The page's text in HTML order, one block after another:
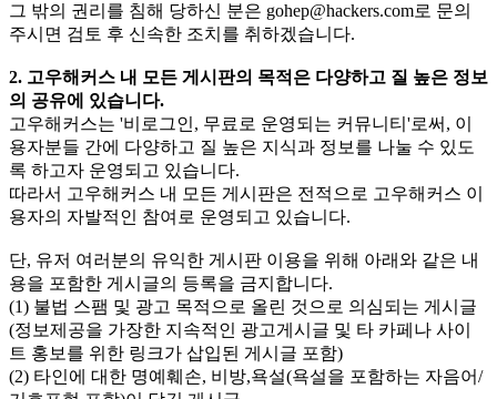
그 밖의 권리를 침해 당하신 분은 gohep@hackers.com로 문의
주시면 검토 후 신속한 조치를 취하겠습니다.
2. 고우해커스 내 모든 게시판의 목적은 다양하고 질 높은 정보
의 공유에 있습니다.
고우해커스는 '비로그인, 무료로 운영되는 커뮤니티'로써, 이
용자분들 간에 다양하고 질 높은 지식과 정보를 나눌 수 있도
록 하고자 운영되고 있습니다.
따라서 고우해커스 내 모든 게시판은 전적으로 고우해커스 이
용자의 자발적인 참여로 운영되고 있습니다.
단, 유저 여러분의 유익한 게시판 이용을 위해 아래와 같은 내
용을 포함한 게시글의 등록을 금지합니다.
(1) 불법 스팸 및 광고 목적으로 올린 것으로 의심되는 게시글
(정보제공을 가장한 지속적인 광고게시글 및 타 카페나 사이
트 홍보를 위한 링크가 삽입된 게시글 포함)
(2) 타인에 대한 명예훼손, 비방,욕설(욕설을 포함하는 자음어/